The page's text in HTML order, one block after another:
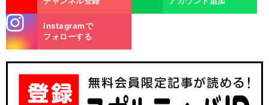
m
Instagramで
フォローする